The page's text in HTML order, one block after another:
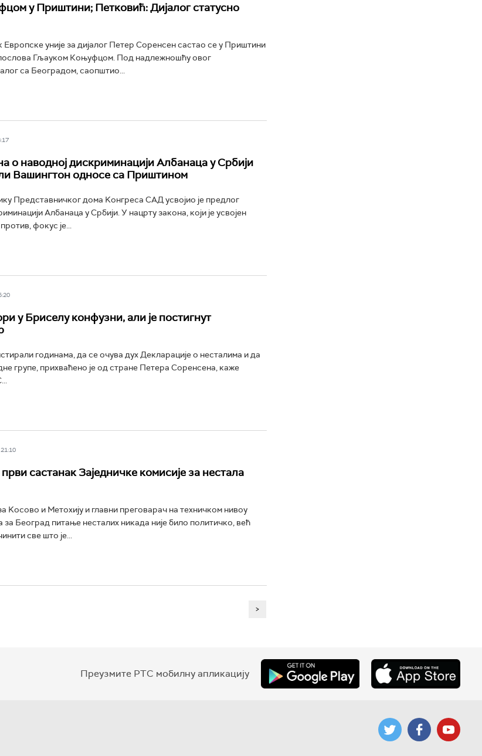
у Приштини; Петковић: Дијалог статусно
Европске уније за дијалог Петер Соренсен састао се у Приштини
Гљауком Коњуфцом. Под надлежношћу овог
са Београдом, саопштио...
о наводној дискриминацији Албанаца у Србији
Вашингтон односе са Приштином
Представничког дома Kонгреса САД усвојио је предлог
Албанаца у Србији. У нацрту закона, који је усвојен
фокус је...
у Бриселу конфузни, али је постигнут
годинама, да се очува дух Декларације о несталима и да
групе, прихваћено је од стране Петера Соренсена, каже
састанак Заједничке комисије за нестала
Kосово и Метохију и главни преговарач на техничком нивоу
Београд питање несталих никада није било политичко, већ
све што је...
>
Преузмите РТС мобилну апликацију